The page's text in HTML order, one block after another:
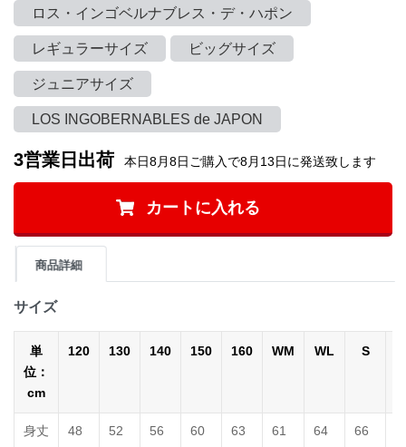
ロス・インゴベルナブレス・デ・ハポン
レギュラーサイズ ビッグサイズ
ジュニアサイズ
LOS INGOBERNABLES de JAPON
3営業日出荷 本日8月8日ご購入で8月13日に発送致します
カートに入れる
商品詳細
サイズ
単
位：
cm
120 130 140 150 160 WM WL S
身丈 48 52 56 60 63 61 64 66